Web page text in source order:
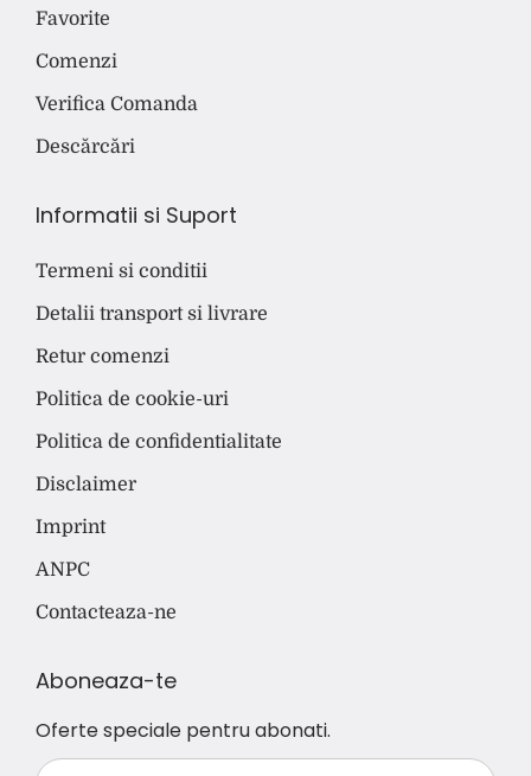
Favorite
Comenzi
Verifica Comanda
Descărcări
Informatii si Suport
Termeni si conditii
Detalii transport si livrare
Retur comenzi
Politica de cookie-uri
Politica de confidentialitate
Disclaimer
Imprint
ANPC
Contacteaza-ne
Aboneaza-te
Oferte speciale pentru abonati.